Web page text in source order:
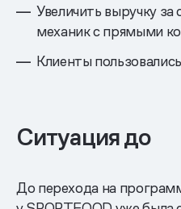
Увеличить выручку
механик с прямыми
Клиенты
Ситуация до
До перехода на